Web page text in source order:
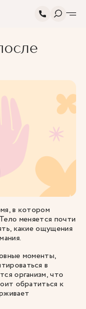
Восстановление после
в котором
меняется почти
какие ощущения
моменты,
в
организм, что
обратиться к